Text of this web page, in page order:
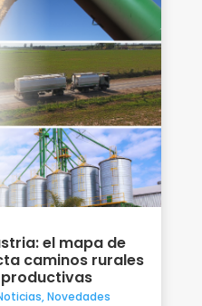
el mapa de
caminos rurales
,Novedades